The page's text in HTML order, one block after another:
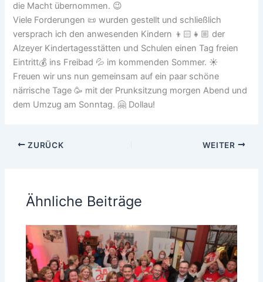
die Macht übernommen. 😉
Viele Forderungen 📜 wurden gestellt und schließlich
versprach ich den anwesenden Kindern 👦🏻👧🏼 der
Alzeyer Kindertagesstätten und Schulen einen Tag freien
Eintritt💰 ins Freibad 💦 im kommenden Sommer. ☀️
Freuen wir uns nun gemeinsam auf ein paar schöne
närrische Tage 🥳 mit der Prunksitzung morgen Abend und
dem Umzug am Sonntag. 🤗 Dollau!
ZURÜCK WEITER
Ähnliche Beiträge